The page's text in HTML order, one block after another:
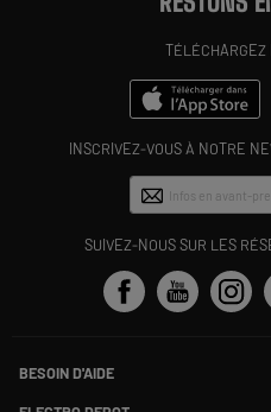
TÉLÉCHARGEZ
INSCRIVEZ-VOUS À NOTRE
SUIVEZ-NOUS SUR LES
BESOIN D'AIDE